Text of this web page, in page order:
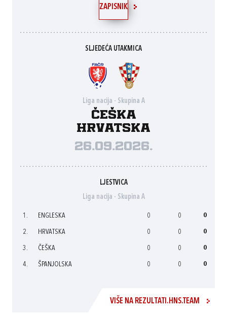
ZAPISNIK
SLJEDEĆA UTAKMICA
Liga nacija - Skupina A
Češka
Hrvatska
26.09.2026.
LJESTVICA
Liga nacija - Skupina A
1. ENGLESKA 0 0 0
2. HRVATSKA 0 0 0
3. ČEŠKA 0 0 0
4. ŠPANJOLSKA 0 0 0
VIŠE NA REZULTATI.HNS.TEAM